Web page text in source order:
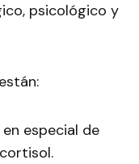
psicológico y
especial de